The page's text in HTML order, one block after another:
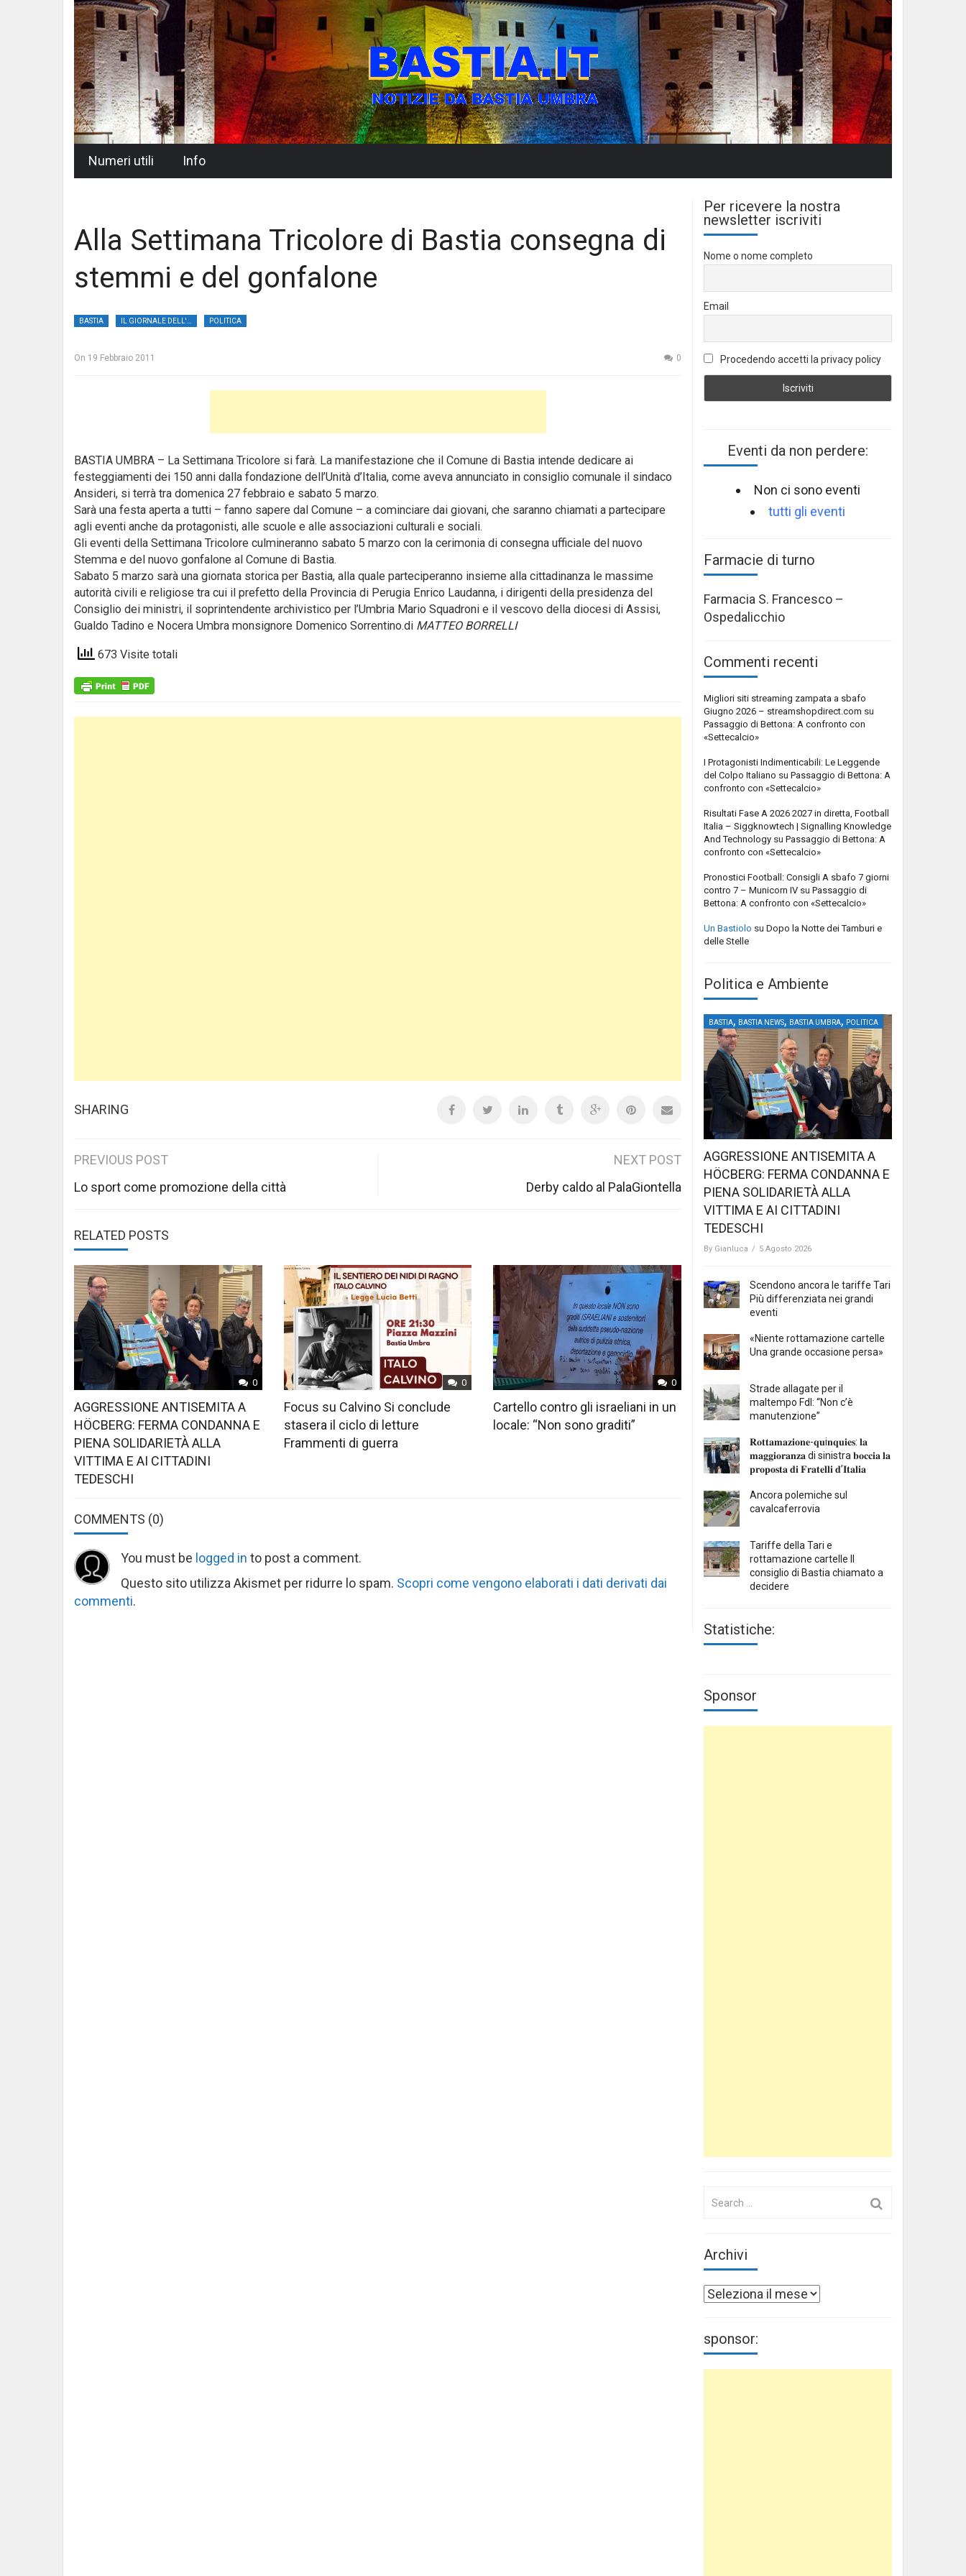
Numeri utili Info
Alla Settimana Tricolore di Bastia consegna di
stemmi e del gonfalone
BASTIA POLITICA
On 19 Febbraio 2011 0
BASTIA UMBRA – La Settimana Tricolore si farà. La manifestazione che il Comune di Bastia intende dedicare ai
festeggiamenti dei 150 anni dalla fondazione dell’Unità d’Italia, come aveva annunciato in consiglio comunale il sindaco
Ansideri, si terrà tra domenica 27 febbraio e sabato 5 marzo.
Sarà una festa aperta a tutti – fanno sapere dal Comune – a cominciare dai giovani, che saranno chiamati a partecipare
agli eventi anche da protagonisti, alle scuole e alle associazioni culturali e sociali.
Gli eventi della Settimana Tricolore culmineranno sabato 5 marzo con la cerimonia di consegna ufficiale del nuovo
Stemma e del nuovo gonfalone al Comune di Bastia.
Sabato 5 marzo sarà una giornata storica per Bastia, alla quale parteciperanno insieme alla cittadinanza le massime
autorità civili e religiose tra cui il prefetto della Provincia di Perugia Enrico Laudanna, i dirigenti della presidenza del
Consiglio dei ministri, il soprintendente archivistico per l’Umbria Mario Squadroni e il vescovo della diocesi di Assisi,
Gualdo Tadino e Nocera Umbra monsignore Domenico Sorrentino.di MATTEO BORRELLI
673 Visite totali
SHARING
Post
navigation
PREVIOUS POST
Lo sport come promozione della città
NEXT POST
Derby caldo al PalaGiontella
RELATED POSTS
0
AGGRESSIONE ANTISEMITA A
HÖCBERG: FERMA CONDANNA E
PIENA SOLIDARIETÀ ALLA
VITTIMA E AI CITTADINI
TEDESCHI
0
Focus su Calvino Si conclude
stasera il ciclo di letture
Frammenti di guerra
0
Cartello contro gli israeliani in un
locale: “Non sono graditi”
COMMENTS (0)
You must be logged in to post a comment.
Questo sito utilizza Akismet per ridurre lo spam. Scopri come vengono elaborati i dati derivati dai
commenti.
Per ricevere la nostra
newsletter iscriviti
Nome o nome completo
Email
Procedendo accetti la privacy policy
Eventi da non perdere:
Non ci sono eventi
tutti gli eventi
Farmacie di turno
Farmacia S. Francesco –
Ospedalicchio
Commenti recenti
Migliori siti streaming zampata a sbafo
Giugno 2026 – streamshopdirect.com su
Passaggio di Bettona: A confronto con
«Settecalcio»
I Protagonisti Indimenticabili: Le Leggende
del Colpo Italiano su Passaggio di Bettona: A
confronto con «Settecalcio»
Risultati Fase A 2026 2027 in diretta, Football
Italia – Siggknowtech | Signalling Knowledge
And Technology su Passaggio di Bettona: A
confronto con «Settecalcio»
Pronostici Football: Consigli A sbafo 7 giorni
contro 7 – Municorn IV su Passaggio di
Bettona: A confronto con «Settecalcio»
Un Bastiolo su Dopo la Notte dei Tamburi e
delle Stelle
Politica e Ambiente
BASTIA, BASTIA NEWS, BASTIA UMBRA, POLITICA
AGGRESSIONE ANTISEMITA A
HÖCBERG: FERMA CONDANNA E
PIENA SOLIDARIETÀ ALLA
VITTIMA E AI CITTADINI
TEDESCHI
By Gianluca / 5 Agosto 2026
Scendono ancora le tariffe Tari
Più differenziata nei grandi
eventi
«Niente rottamazione cartelle
Una grande occasione persa»
Strade allagate per il
maltempo FdI: “Non c’è
manutenzione”
𝐑𝐨𝐭𝐭𝐚𝐦𝐚𝐳𝐢𝐨𝐧𝐞-𝐪𝐮i𝐧𝐪𝐮𝐢𝐞𝐬: 𝐥𝐚
𝐦𝐚𝐠𝐠𝐢𝐨𝐫𝐚𝐧𝐳𝐚 di sinistra 𝐛𝐨𝐜𝐜𝐢𝐚 𝐥𝐚
𝐩𝐫𝐨𝐩𝐨𝐬𝐭𝐚 𝐝𝐢 𝐅𝐫𝐚𝐭𝐞𝐥𝐥𝐢 𝐝’𝐈𝐭𝐚𝐥𝐢𝐚
Ancora polemiche sul
cavalcaferrovia
Tariffe della Tari e
rottamazione cartelle Il
consiglio di Bastia chiamato a
decidere
Statistiche:
Sponsor
Archivi
Archivi
sponsor: